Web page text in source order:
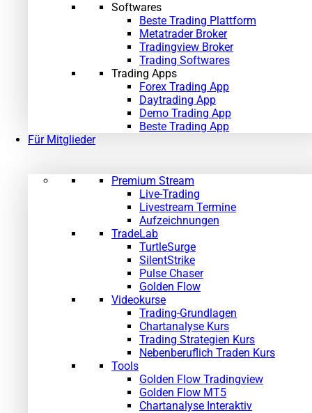
Softwares
Beste Trading Plattform
Metatrader Broker
Tradingview Broker
Trading Softwares
Trading Apps
Forex Trading App
Daytrading App
Demo Trading App
Beste Trading App
Für Mitglieder
Premium Stream
Live-Trading
Livestream Termine
Aufzeichnungen
TradeLab
TurtleSurge
SilentStrike
Pulse Chaser
Golden Flow
Videokurse
Trading-Grundlagen
Chartanalyse Kurs
Trading Strategien Kurs
Nebenberuflich Traden Kurs
Tools
Golden Flow Tradingview
Golden Flow MT5
Chartanalyse Interaktiv